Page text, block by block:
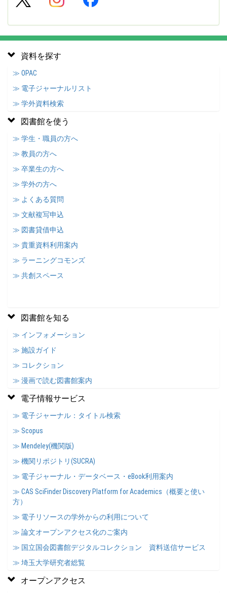
資料を探す
≫ OPAC
≫ 電子ジャーナルリスト
≫ 学外資料検索
図書館を使う
≫ 学生・職員の方へ
≫ 教員の方へ
≫ 卒業生の方へ
≫ 学外の方へ
≫ よくある質問
≫ 文献複写申込
≫ 図書貸借申込
≫ 貴重資料利用案内
≫ ラーニングコモンズ
≫ 共創スペース
図書館を知る
≫ インフォメーション
≫ 施設ガイド
≫ コレクション
≫ 漫画で読む図書館案内
電子情報サービス
≫ 電子ジャーナル：タイトル検索
≫ Scopus
≫ Mendeley(機関版)
≫ 機関リポジトリ(SUCRA)
≫ 電子ジャーナル・データベース・eBook利用案内
≫ CAS SciFinder Discovery Platform for Academics（概要と使い
方）
≫ 電子リソースの学外からの利用について
≫ 論文オープンアクセス化のご案内
≫ 国立国会図書館デジタルコレクション 資料送信サービス
≫ 埼玉大学研究者総覧
オープンアクセス